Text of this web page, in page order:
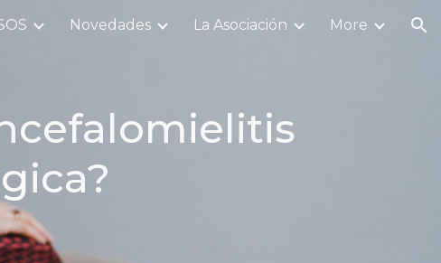
Novedades La Asociación More